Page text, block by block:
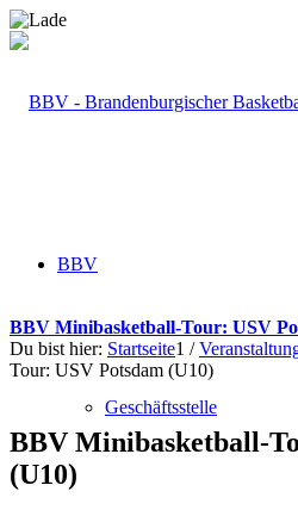
BBV
Geschäftsstelle
BBV Minibasketball-Tour: USV
Du bist hier: Startseite1 /
Tour: USV Potsdam (U10)
BBV Minibasketball-
(U10)